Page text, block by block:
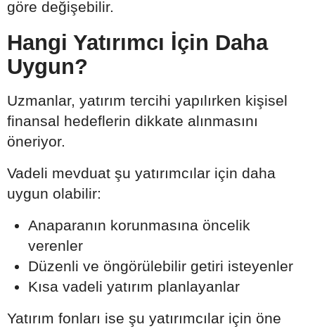
göre değişebilir.
Hangi Yatırımcı İçin Daha
Uygun?
Uzmanlar, yatırım tercihi yapılırken kişisel
finansal hedeflerin dikkate alınmasını
öneriyor.
Vadeli mevduat şu yatırımcılar için daha
uygun olabilir:
Anaparanın korunmasına öncelik
verenler
Düzenli ve öngörülebilir getiri isteyenler
Kısa vadeli yatırım planlayanlar
Yatırım fonları ise şu yatırımcılar için öne